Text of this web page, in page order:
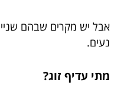
אבל יש מקרים שבהם
נעים.
מתי עדיף זוג?